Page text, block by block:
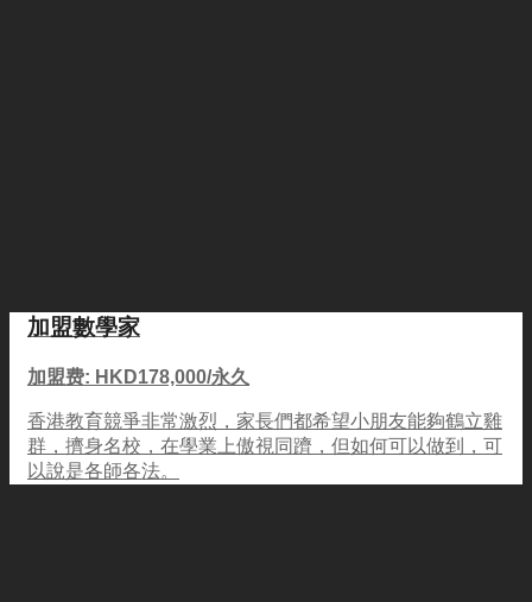
加盟數學家
加盟费: HKD178,000/永久
香港教育競爭非常激烈，家長們都希望小朋友能夠鶴立雞
群，擠身名校，在學業上傲視同躋，但如何可以做到，可
以說是各師各法。